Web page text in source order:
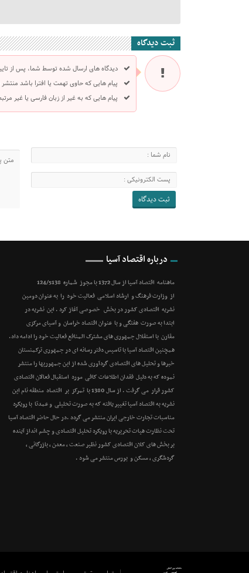
ثبت دیدگاه
دیدگاه های ارسال شده توسط شما، پس از
پیام هایی که حاوی تهمت یا افترا باشد
پیام هایی که به غیر از زبان فارسی یا غیر
درباره اقتصاد آسیا
ماهنامه اقتصاد آسیا از سال 1372 با مجوز شماره 124/5138
از وزارت فرهنگ و ارشاد اسلامی فعالیت خود را به عنوان دومین
نشریه اقتصادی کشور در بخش خصوصی آغاز کرد . این نشریه در
ابتدا به صورت هفتگی و با عنوان اقتصاد خراسان و آسیای مرکزی
مقارن با استقلال جمهوری های مشترک المنافع فعالیت خود را ادامه داد.
همچنین اقتصاد آسیا با تاسیس دفتر رسانه ای در جمهوری ترکمنستان
خبرها و تحلیل های اقتصادی گردآوری شده از این جمهوریها را منتشر
نموده که به دلیل فقدان اطلاعات کافی مورد استقبال فعالان اقتصادی
کشور قرار می گرفت . از سال 1380 با تمرکز بر اقتصاد منطقه نام این
نشریه به اقتصاد آسیا تغییر یافته که به صورت تحلیلی و عمدتا با رویکرد
مناسبات تجارت خارجی ایران منتشر می گردد .در حال حاضر اقتصاد آسیا
تحت نظارت هیات تحریریه با رویکرد تحلیل اقتصادی و چشم انداز آینده
بر بخش های کلان اقتصادی کشور نظیر صنعت ، معدن ، بازرگانی ،
گردشگری ، مسکن و بورس منتشر می شود .